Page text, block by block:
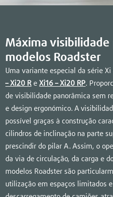
Máxima visibilidade
modelos Roadster
Uma variante especial da série
– Xi20 R e Xi16 – Xi20 RP.
de visibilidade panorâmica sem
e design ergonómico. A
possível graças à construção
cilindros de inclinação na parte
prescindir do pilar A. Assim, o
da via de circulação, da carga e
modelos Roadster são
utilização em espaços limitados